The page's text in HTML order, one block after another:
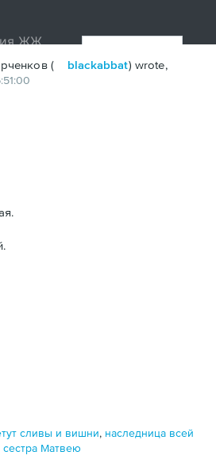
( blackabbat) wrote,
сливы и вишни, наследница всей
сестра Матвею